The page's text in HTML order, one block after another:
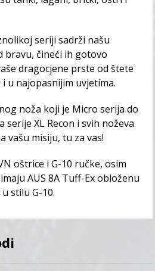
seriji sadrži našu
bravu, čineći ih gotovo
dragocjene prste od štete
u najopasnijim uvjetima.
noža koji je Micro serija do
serije XL Recon i svih noževa
vašu misiju, tu za vas!
oštrice i G-10 ručke, osim
AUS 8A Tuff-Ex obloženu
stilu G-10.